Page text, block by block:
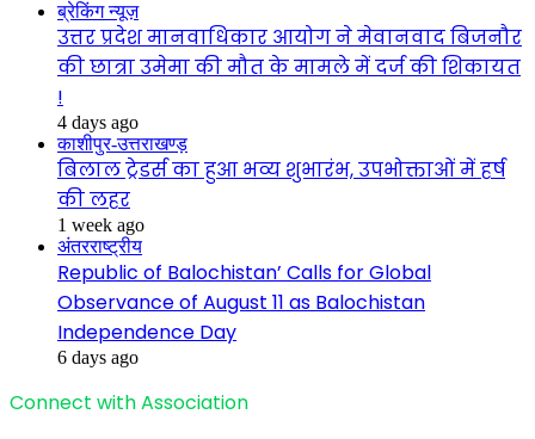
ब्रेकिंग न्यूज़
उत्तर प्रदेश मानवाधिकार आयोग ने मेवानवाद बिजनौर
की छात्रा उमेमा की मौत के मामले में दर्ज की शिकायत
!
4 days ago
काशीपुर-उत्तराखण्ड़
बिलाल ट्रेडर्स का हुआ भव्य शुभारंभ, उपभोक्ताओं में हर्ष
की लहर
1 week ago
अंतरराष्ट्रीय
Republic of Balochistan’ Calls for Global
Observance of August 11 as Balochistan
Independence Day
6 days ago
Connect with Association